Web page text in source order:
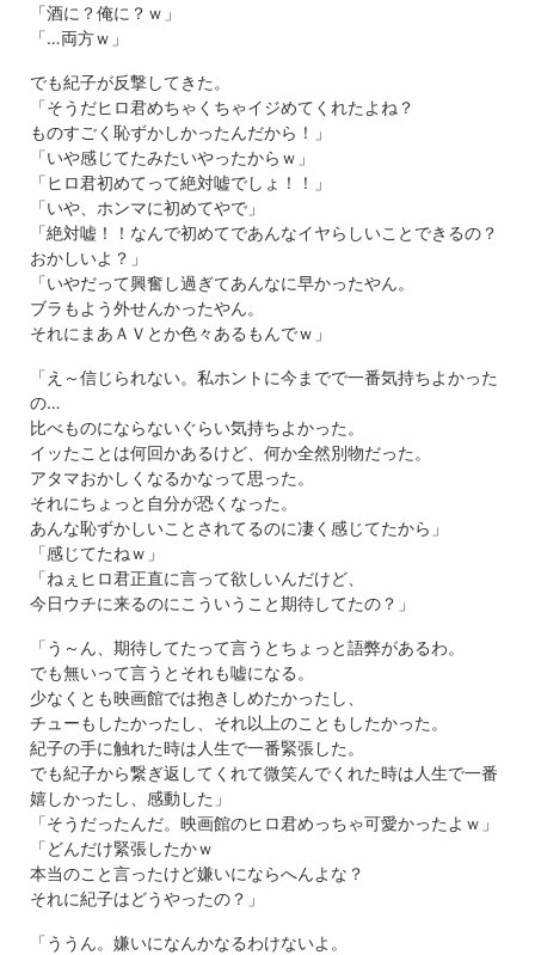
「酒に？俺に？ｗ」
「…両方ｗ」
でも紀子が反撃してきた。
「そうだヒロ君めちゃくちゃイジめてくれたよね？
ものすごく恥ずかしかったんだから！」
「いや感じてたみたいやったからｗ」
「ヒロ君初めてって絶対嘘でしょ！！」
「いや、ホンマに初めてやで」
「絶対嘘！！なんで初めてであんなイヤらしいことできるの？
おかしいよ？」
「いやだって興奮し過ぎてあんなに早かったやん。
ブラもよう外せんかったやん。
それにまあＡＶとか色々あるもんでｗ」
「え～信じられない。私ホントに今までで一番気持ちよかった
の…
比べものにならないぐらい気持ちよかった。
イッたことは何回かあるけど、何か全然別物だった。
アタマおかしくなるかなって思った。
それにちょっと自分が恐くなった。
あんな恥ずかしいことされてるのに凄く感じてたから」
「感じてたねｗ」
「ねぇヒロ君正直に言って欲しいんだけど、
今日ウチに来るのにこういうこと期待してたの？」
「う～ん、期待してたって言うとちょっと語弊があるわ。
でも無いって言うとそれも嘘になる。
少なくとも映画館では抱きしめたかったし、
チューもしたかったし、それ以上のこともしたかった。
紀子の手に触れた時は人生で一番緊張した。
でも紀子から繋ぎ返してくれて微笑んでくれた時は人生で一番
嬉しかったし、感動した」
「そうだったんだ。映画館のヒロ君めっちゃ可愛かったよｗ」
「どんだけ緊張したかｗ
本当のこと言ったけど嫌いにならへんよな？
それに紀子はどうやったの？」
「ううん。嫌いになんかなるわけないよ。